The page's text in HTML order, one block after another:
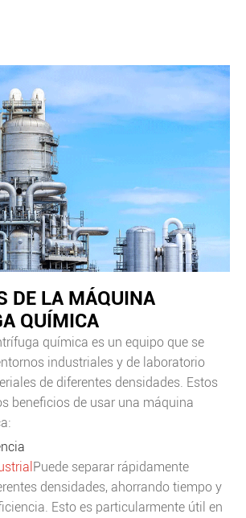
DE LA MÁQUINA
QUÍMICA
química es un equipo que se
industriales y de laboratorio
de diferentes densidades. Estos
beneficios de usar una máquina
Puede separar rápidamente
densidades, ahorrando tiempo y
Esto es particularmente útil en